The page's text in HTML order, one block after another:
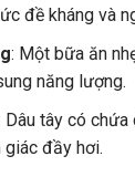
đề kháng và
: Một bữa ăn
năng lượng.
Dâu tây có chứa
đầy hơi.